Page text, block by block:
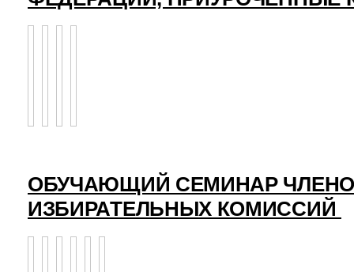
ОБУЧАЮЩИЙ СЕМИНАР
ИЗБИРАТЕЛЬНЫХ КОМИССИЙ